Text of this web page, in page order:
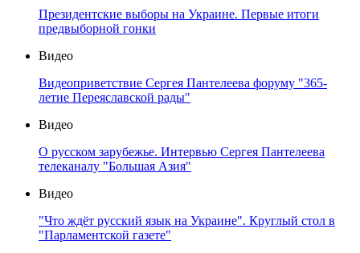
Президентские выборы на Украине. Первые итоги
предвыборной гонки
Видео
Видеоприветствие Сергея Пантелеева форуму "365-
летие Переяславской рады"
Видео
О русском зарубежье. Интервью Сергея Пантелеева
телеканалу "Большая Азия"
Видео
"Что ждёт русский язык на Украине". Круглый стол в
"Парламентской газете"